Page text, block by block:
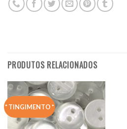
PRODUTOS RELACIONADOS
* TINGIMENTO *